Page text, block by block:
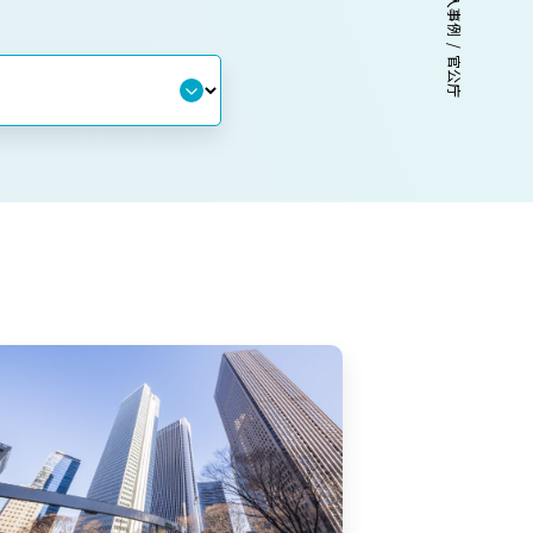
官公庁